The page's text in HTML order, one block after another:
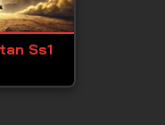
Ss1